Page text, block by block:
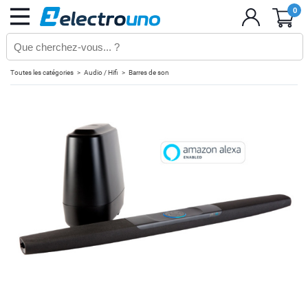
0
Toutes les catégories Audio / Hifi Barres de son